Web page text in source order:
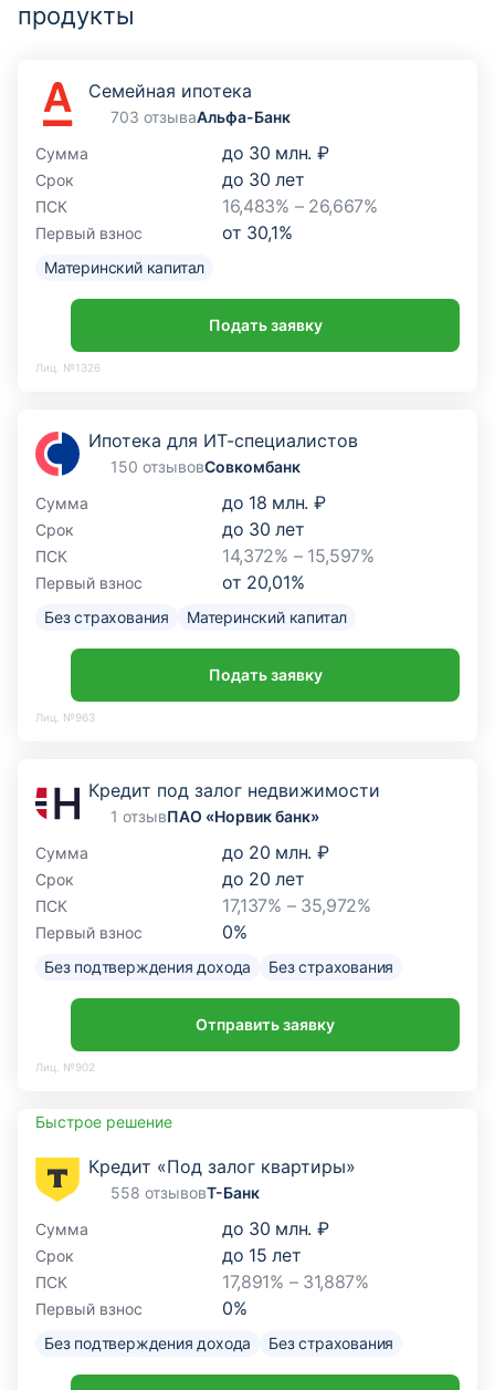
продукты
Семейная ипотека
703 отзываАльфа-Банк
Сумма
до 30 млн. ₽
Срок до 30 лет
ПСК 16,483% – 26,667%
Первый взнос от 30,1%
Материнский капитал
Подать заявку
Лиц. №1326
Ипотека для ИТ-специалистов
150 отзывовСовкомбанк
Сумма
до 18 млн. ₽
Срок до 30 лет
ПСК 14,372% – 15,597%
Первый взнос от 20,01%
Без страхования Материнский капитал
Подать заявку
Лиц. №963
Кредит под залог недвижимости
1 отзывПАО «Норвик банк»
Сумма
до 20 млн. ₽
Срок до 20 лет
ПСК 17,137% – 35,972%
Первый взнос 0%
Без подтверждения дохода Без страхования
Отправить заявку
Лиц. №902
Быстрое решение
Кредит «Под залог квартиры»
558 отзывовТ-Банк
Сумма
до 30 млн. ₽
Срок до 15 лет
ПСК 17,891% – 31,887%
Первый взнос 0%
Без подтверждения дохода Без страхования